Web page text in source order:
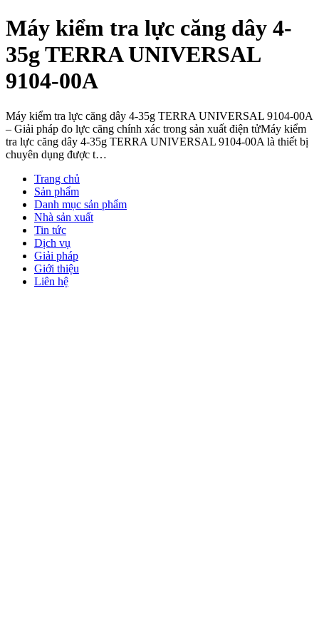
Máy kiểm tra lực căng dây 4-
35g TERRA UNIVERSAL
9104-00A
Máy kiểm tra lực căng dây 4-35g TERRA UNIVERSAL 9104-00A
– Giải pháp đo lực căng chính xác trong sản xuất điện tửMáy kiểm
tra lực căng dây 4-35g TERRA UNIVERSAL 9104-00A là thiết bị
chuyên dụng được t…
Trang chủ
Sản phẩm
Danh mục sản phẩm
Nhà sản xuất
Tin tức
Dịch vụ
Giải pháp
Giới thiệu
Liên hệ